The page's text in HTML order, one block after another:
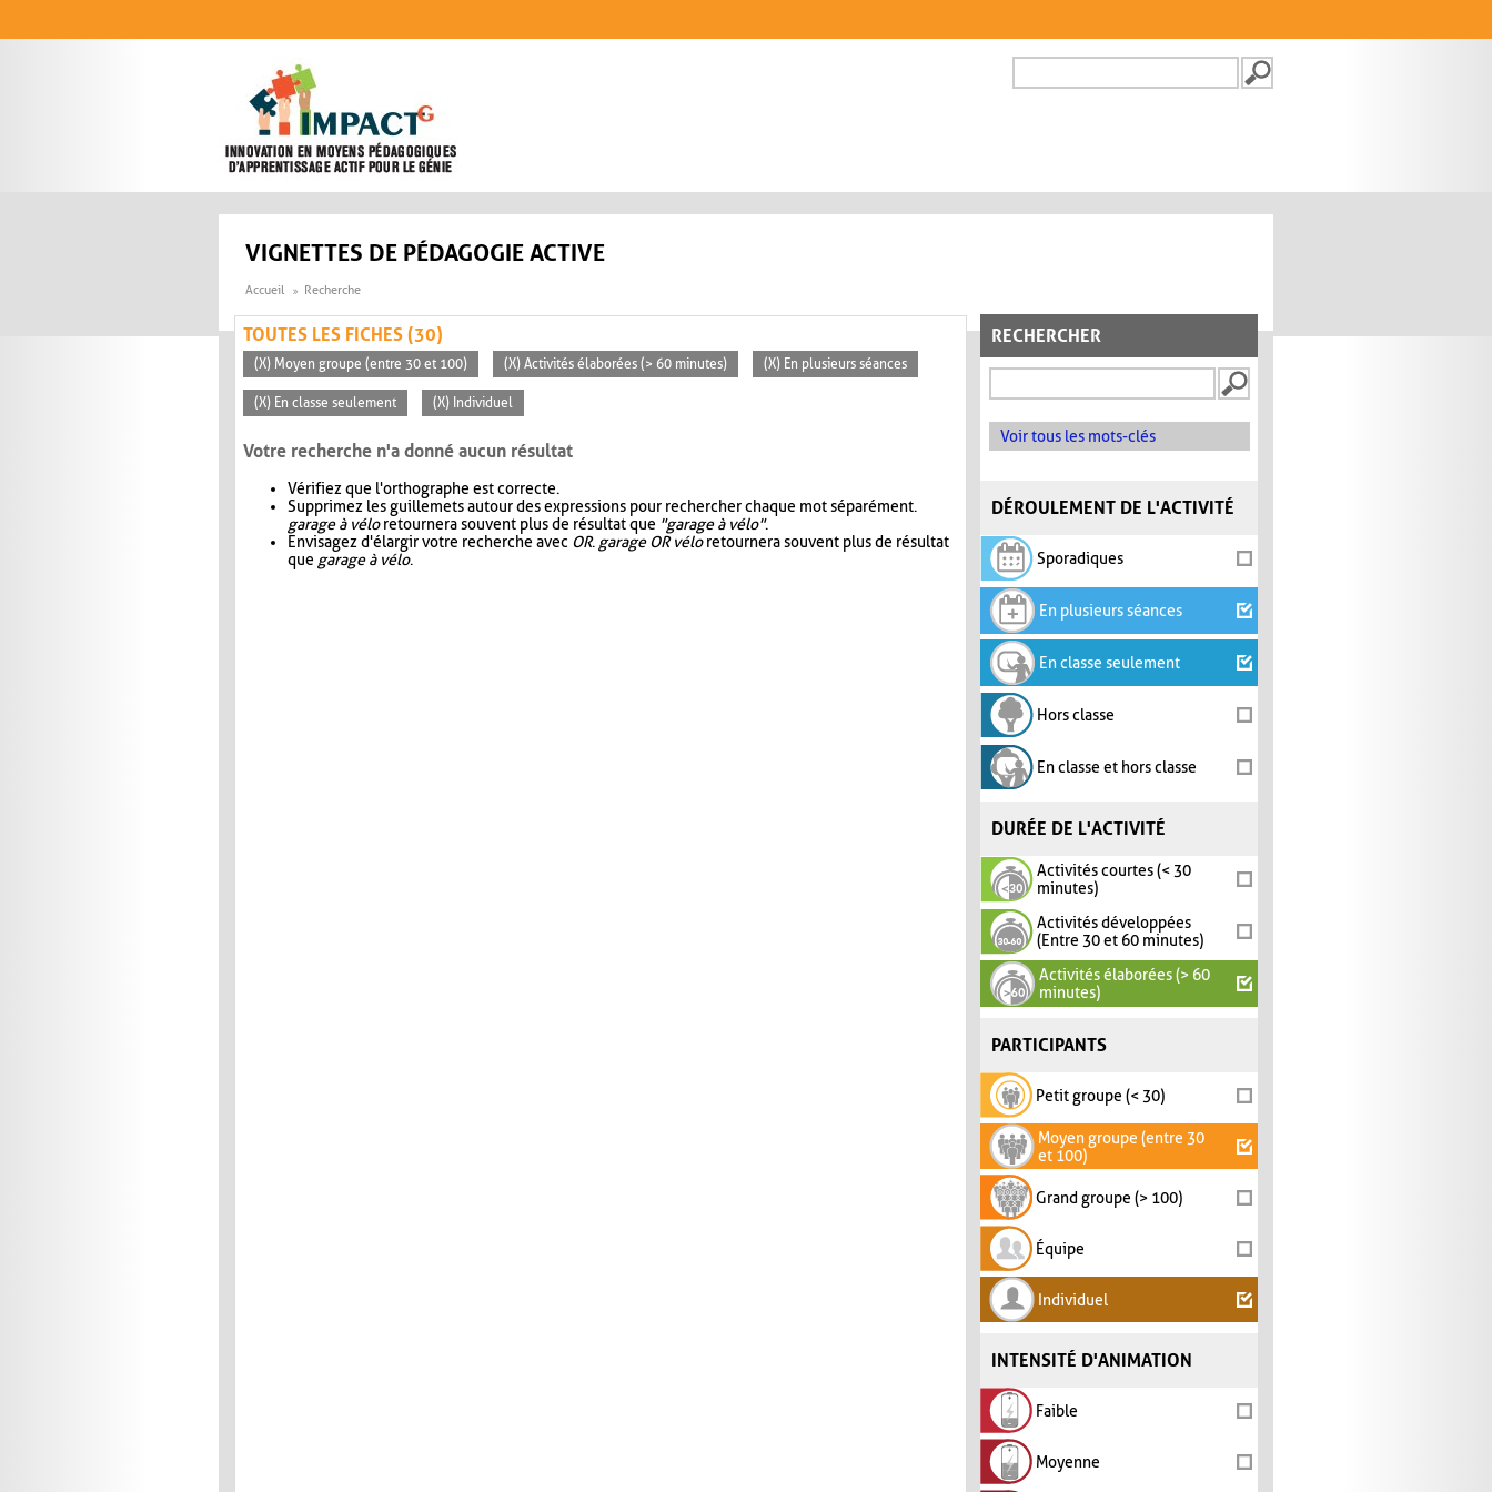
FORMULAIRE DE
VIGNETTES DE PÉDAGOGIE ACTIVE
Accueil Recherche
RECHERCHER
Voir tous les mots-clés
DÉROULEMENT DE L'ACTIVITÉ
Sporadiques
En plusieurs séances
En classe seulement
Hors classe
En classe et hors classe
DURÉE DE L'ACTIVITÉ
Activités courtes (< 30
minutes)
Activités développées
(Entre 30 et 60 minutes)
Activités élaborées (> 60
minutes)
PARTICIPANTS
Petit groupe (< 30)
Moyen groupe (entre 30
et 100)
Grand groupe (> 100)
Équipe
Individuel
INTENSITÉ D'ANIMATION
Faible
Moyenne
TOUTES LES FICHES (30)
(X) Moyen groupe (entre 30 et 100) (X) Activités élaborées (> 60 minutes) (X) En plusieurs séances
(X) En classe seulement (X) Individuel
Votre recherche n'a donné aucun résultat
Vérifiez que l'orthographe est correcte.
Supprimez les guillemets autour des expressions pour rechercher chaque mot séparément.
garage à véloretournera souvent plus de résultat que "garage à vélo".
Envisagez d'élargir votre recherche avec OR. garage OR véloretournera souvent plus de résultat
que garage à vélo.